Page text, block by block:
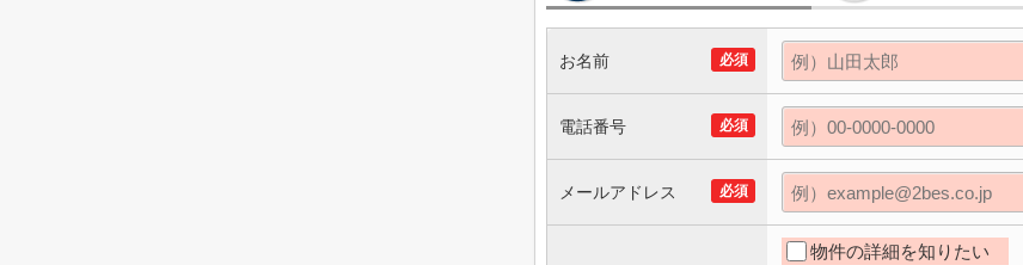
必須
お名前
必須
電話番号
必須
メールアドレス
物件の詳細を知りたい